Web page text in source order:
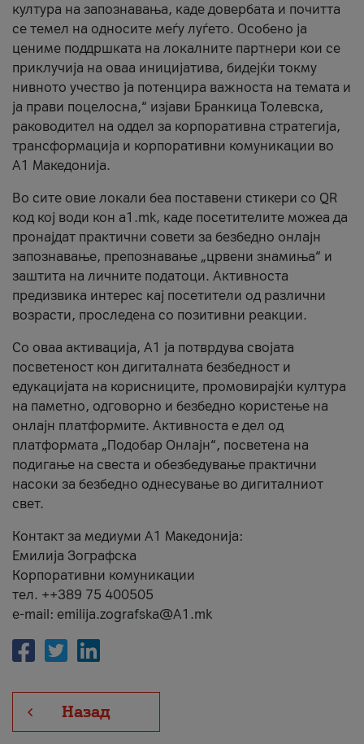
култура на запознавања, каде довербата и почитта
се темел на односите меѓу луѓето. Особено ја
цениме поддршката на локалните партнери кои се
приклучија на оваа иницијатива, бидејќи токму
нивното учество ја потенцира важноста на темата и
ја прави поцелосна,“ изјави Бранкица Толевска,
раководител на оддел за корпоративна стратегија,
трансформација и корпоративни комуникации во
А1 Македонија.
Во сите овие локали беа поставени стикери со QR
код кој води кон a1.mk, каде посетителите можеа да
пронајдат практични совети за безбедно онлајн
запознавање, препознавање „црвени знамиња“ и
заштита на личните податоци. Активноста
предизвика интерес кај посетители од различни
возрасти, проследена со позитивни реакции.
Со оваа активација, А1 ја потврдува својата
посветеност кон дигиталната безбедност и
едукацијата на корисниците, промовирајќи култура
на паметно, одговорно и безбедно користење на
онлајн платформите. Активноста е дел од
платформата „Подобар Онлајн“, посветена на
подигање на свеста и обезбедување практични
насоки за безбедно однесување во дигиталниот
свет.
Контакт за медиуми А1 Македонија:
Емилија Зографска
Корпоративни комуникации
тел. ++389 75 400505
e-mail: emilija.zografska@A1.mk
Назад